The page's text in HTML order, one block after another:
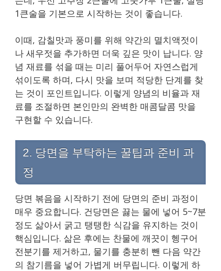
1큰술을 기본으로 시작하는 것이 좋습니다.
이때, 감칠맛과 풍미를 위해 약간의 멸치액젓이
나 새우젓을 추가하면 더욱 깊은 맛이 납니다. 양
념 재료를 섞을 때는 미리 풀어두어 자연스럽게
섞이도록 하며, 다시 맛을 보며 적당한 단계를 찾
는 것이 포인트입니다. 이렇게 양념의 비율과 재
료를 조절하면 본인만의 완벽한 매콤달콤 맛을
구현할 수 있습니다.
2. 당면을 부탁하는 꿀팁과 준비 과
정
당면 볶음을 시작하기 전에 당면의 준비 과정이
매우 중요합니다. 건당면은 끓는 물에 넣어 5~7분
정도 삶아서 굵고 탱탱한 식감을 유지하는 것이
핵심입니다. 삶은 후에는 찬물에 깨끗이 헹구어
전분기를 제거하고, 물기를 충분히 뺀 다음 약간
의 참기름을 넣어 가볍게 버무립니다. 이렇게 하